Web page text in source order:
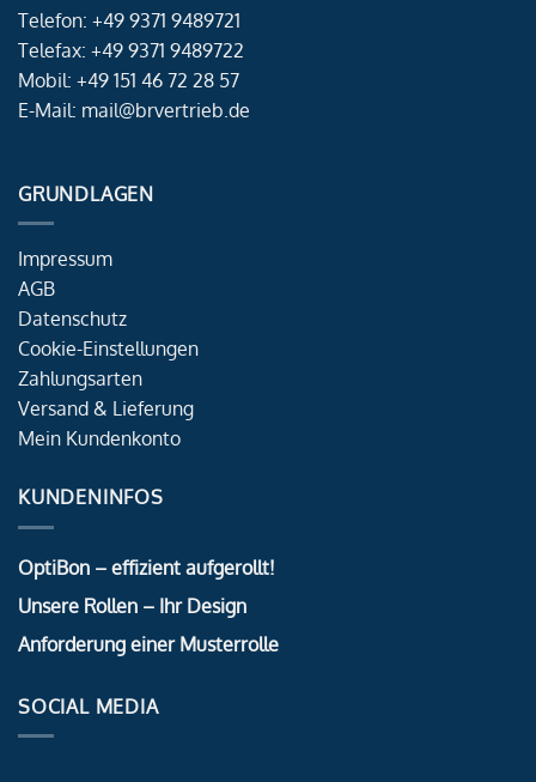
Telefon: +49 9371 9489721
Telefax: +49 9371 9489722
Mobil: +49 151 46 72 28 57
E-Mail: mail@brvertrieb.de
GRUNDLAGEN
Impressum
AGB
Datenschutz
Cookie-Einstellungen
Zahlungsarten
Versand & Lieferung
Mein Kundenkonto
KUNDENINFOS
OptiBon – effizient aufgerollt!
Unsere Rollen – Ihr Design
Anforderung einer Musterrolle
SOCIAL MEDIA